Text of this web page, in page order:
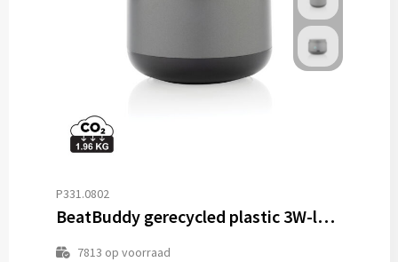
P331.0802
BeatBuddy gerecycled plastic 3W-luidspreker
7813 op voorraad